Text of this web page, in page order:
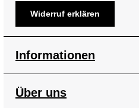
Widerruf erklären
Informationen
Über uns